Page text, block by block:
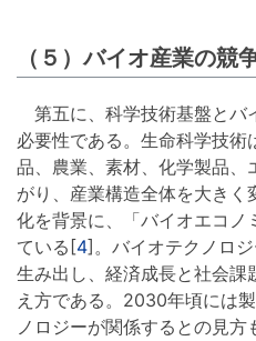
（５）バイオ産業の競
第五に、科学技術基盤とバ
必要性である。生命科学技
品、農業、素材、化学製品
がり、産業構造全体を大き
化を背景に、「バイオエコノ
ている[4]。バイオテクノロ
生み出し、経済成長と社会
え方である。2030年頃には
ノロジーが関係するとの見